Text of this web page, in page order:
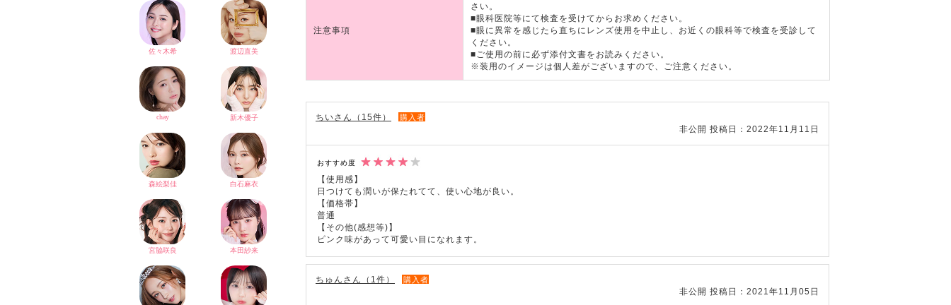
注意事項
さい。
■眼科医院等にて検査を受けてからお求めください。
■眼に異常を感じたら直ちにレンズ使用を中止し、お近くの眼科等で検査を受診して
ください。
■ご使用の前に必ず添付文書をお読みください。
※装用のイメージは個人差がございますので、ご注意ください。
ちいさん（15件） 購入者
非公開 投稿日：2022年11月11日
おすすめ度
【使用感】
日つけても潤いが保たれてて、使い心地が良い。
【価格帯】
普通
【その他(感想等)】
ピンク味があって可愛い目になれます。
ちゅんさん（1件） 購入者
非公開 投稿日：2021年11月05日